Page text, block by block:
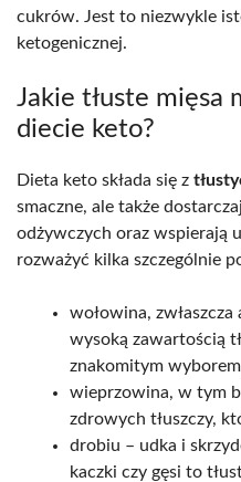
cukrów. Jest to niezwykle
ketogenicznej.
Jakie tłuste mięsa
diecie keto?
Dieta keto składa się z
smaczne, ale także
odżywczych oraz wspierają
rozważyć kilka szczególnie
wołowina,
wysoką zawartością
znakomitym
wieprzowina, w tym
zdrowych tłuszczy,
drobiu – udka i
kaczki czy gęsi to